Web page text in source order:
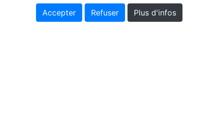
Accepter Refuser Plus d'infos